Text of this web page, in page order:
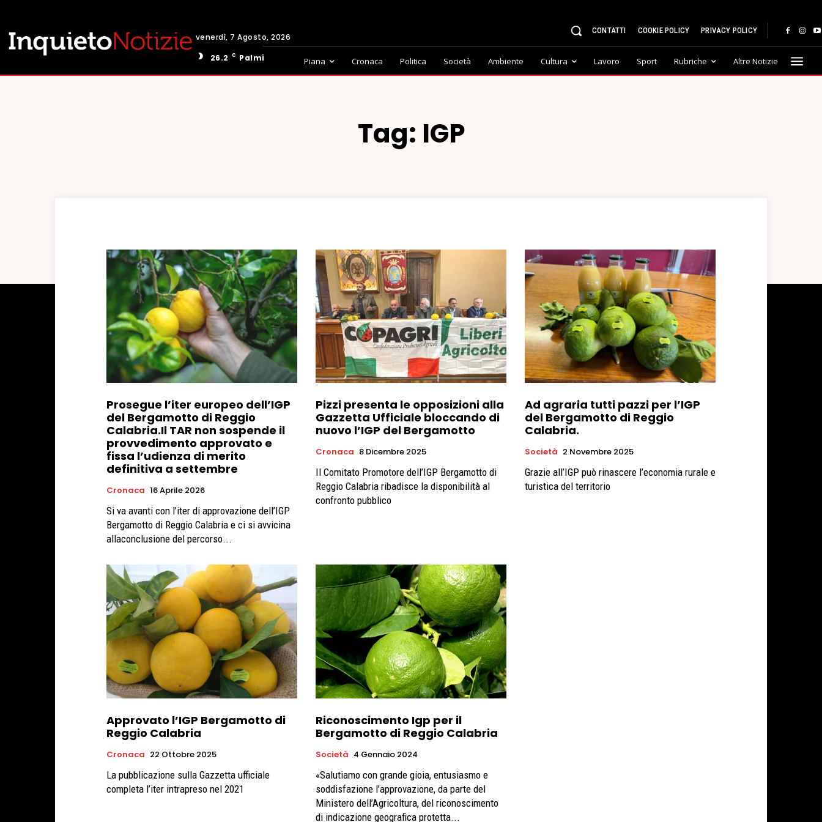
venerdì, 7 Agosto, 2026
26.2
C Palmi
CONTATTI COOKIE POLICY PRIVACY POLICY
Piana Cronaca Politica Società Ambiente Cultura Lavoro Sport Rubriche Altre Notizie
Tag: IGP
Prosegue l’iter europeo dell’IGP
del Bergamotto di Reggio
Calabria.Il TAR non sospende il
provvedimento approvato e
fissa l’udienza di merito
definitiva a settembre
Cronaca 16 Aprile 2026
Si va avanti con l’iter di approvazione dell’IGP
Bergamotto di Reggio Calabria e ci si avvicina
allaconclusione del percorso...
Pizzi presenta le opposizioni alla
Gazzetta Ufficiale bloccando di
nuovo l’IGP del Bergamotto
Cronaca 8 Dicembre 2025
Il Comitato Promotore dell’IGP Bergamotto di
Reggio Calabria ribadisce la disponibilità al
confronto pubblico
Ad agraria tutti pazzi per l’IGP
del Bergamotto di Reggio
Calabria.
Società 2 Novembre 2025
Grazie all’IGP può rinascere l’economia rurale e
turistica del territorio
Approvato l’IGP Bergamotto di
Reggio Calabria
Cronaca 22 Ottobre 2025
La pubblicazione sulla Gazzetta ufficiale
completa l’iter intrapreso nel 2021
Riconoscimento Igp per il
Bergamotto di Reggio Calabria
Società 4 Gennaio 2024
«Salutiamo con grande gioia, entusiasmo e
soddisfazione l’approvazione, da parte del
Ministero dell’Agricoltura, del riconoscimento
di indicazione geografica protetta...